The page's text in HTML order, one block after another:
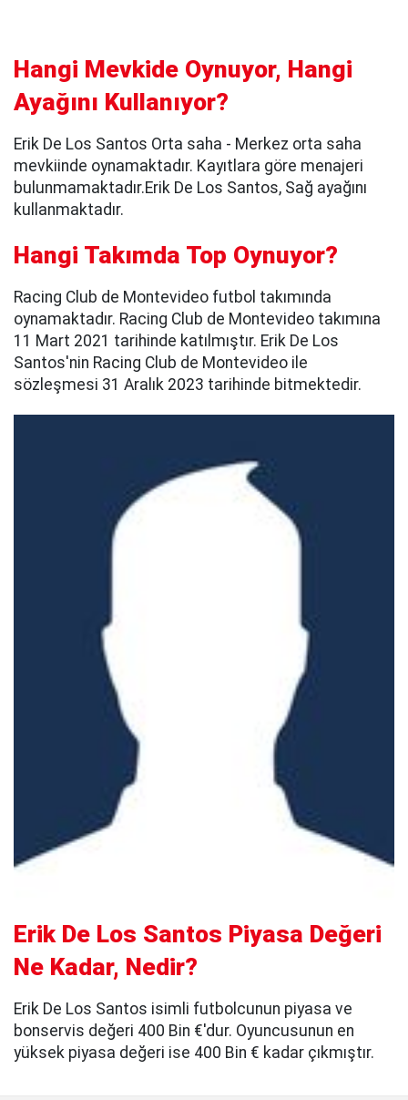
Hangi Mevkide Oynuyor, Hangi
Ayağını Kullanıyor?
Erik De Los Santos Orta saha - Merkez orta saha
mevkiinde oynamaktadır. Kayıtlara göre menajeri
bulunmamaktadır.Erik De Los Santos, Sağ ayağını
kullanmaktadır.
Hangi Takımda Top Oynuyor?
Racing Club de Montevideo futbol takımında
oynamaktadır. Racing Club de Montevideo takımına
11 Mart 2021 tarihinde katılmıştır. Erik De Los
Santos'nin Racing Club de Montevideo ile
sözleşmesi 31 Aralık 2023 tarihinde bitmektedir.
Erik De Los Santos Piyasa Değeri
Ne Kadar, Nedir?
Erik De Los Santos isimli futbolcunun piyasa ve
bonservis değeri 400 Bin €'dur. Oyuncusunun en
yüksek piyasa değeri ise 400 Bin € kadar çıkmıştır.